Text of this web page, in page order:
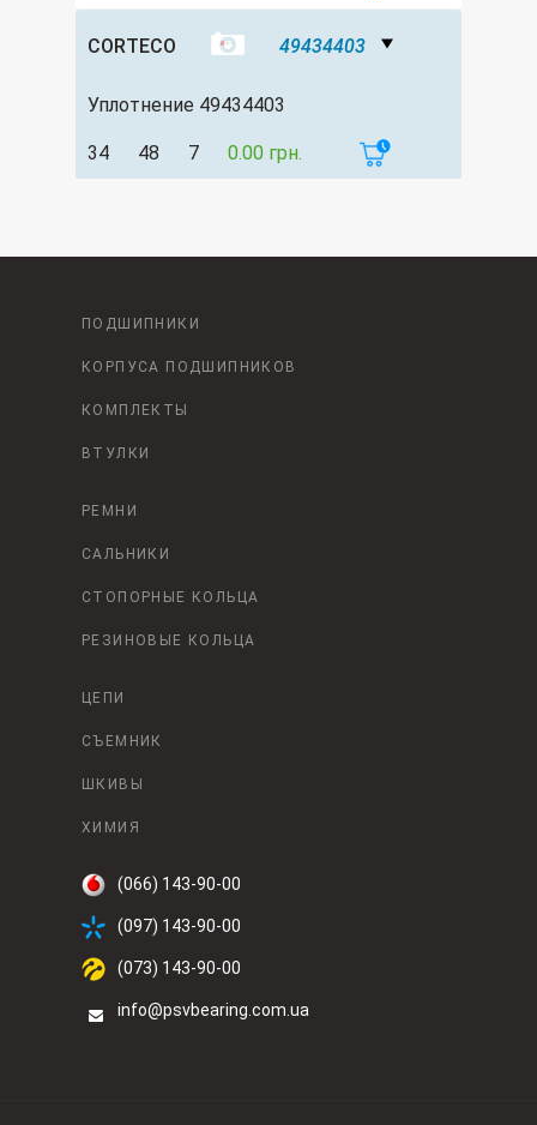
CORTECO 49434403
Уплотнение 49434403
34 48 7 0.00 грн.
ПОДШИПНИКИ
КОРПУСА ПОДШИПНИКОВ
КОМПЛЕКТЫ
ВТУЛКИ
РЕМНИ
САЛЬНИКИ
СТОПОРНЫЕ КОЛЬЦА
РЕЗИНОВЫЕ КОЛЬЦА
ЦЕПИ
СЪЕМНИК
ШКИВЫ
ХИМИЯ
(066) 143-90-00
(097) 143-90-00
(073) 143-90-00
info@psvbearing.com.ua